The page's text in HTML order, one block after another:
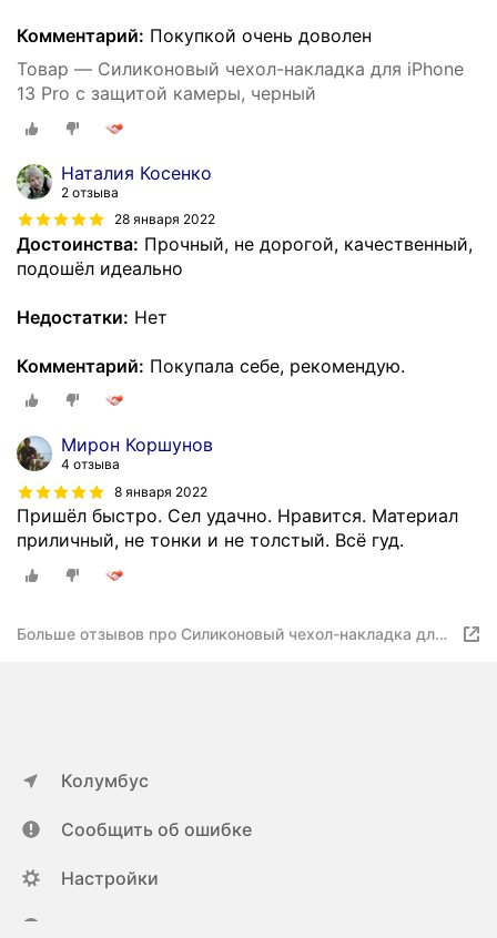
Комментарий: Покупкой очень доволен
Товар — Cиликоновый чехол-накладка для iPhone
13 Pro с защитой камеры, черный
Наталия Косенко
2 отзыва
28 января 2022
Достоинства: Прочный, не дорогой, качественный,
подошёл идеально
Недостатки: Нет
Комментарий: Покупала себе, рекомендую.
Мирон Коршунов
4 отзыва
8 января 2022
Пришёл быстро. Сел удачно. Нравится. Материал
приличный, не тонки и не толстый. Всё гуд.
Больше отзывов про Cиликоновый чехол-накладка для
Колумбус
Сообщить об ошибке
Настройки